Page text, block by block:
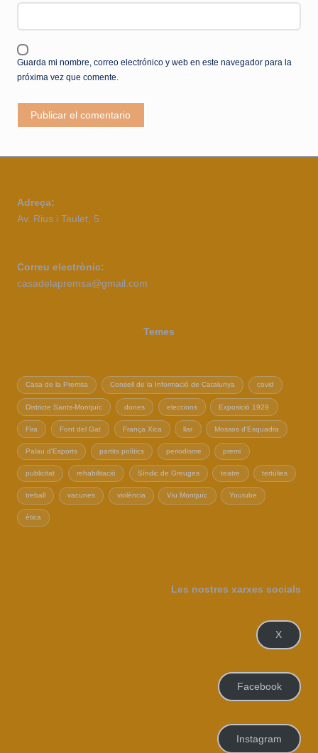
Guarda mi nombre, correo electrónico y web en este navegador para la
próxima vez que comente.
Adreça:
Av. Rius i Taulet, 5
Correu electrònic:
casadelapremsa@gmail.com
Temes
Casa de la Premsa Consell de la Informació de Catalunya covid
Districte Sants-Montjuïc dones eleccions Exposició 1929
Fira Font del Gat França Xica llar Mossos d'Esquadra
Palau d'Esports partits polítics periodisme premi
publicitat rehabilitació Síndic de Greuges teatre tertúlies
treball vacunes violència Viu Montjuïc Youtube
ètica
Les nostres xarxes socials
X
Facebook
Instagram